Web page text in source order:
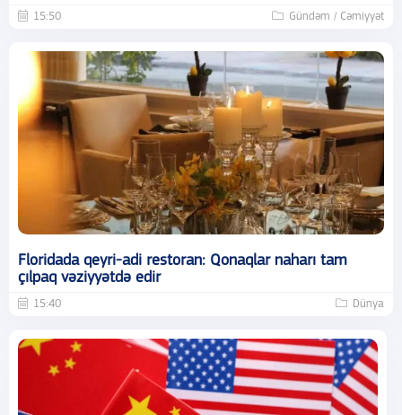
15:50 Gündəm / Cəmiyyət
Floridada qeyri-adi restoran: Qonaqlar naharı tam
çılpaq vəziyyətdə edir
15:40 Dünya